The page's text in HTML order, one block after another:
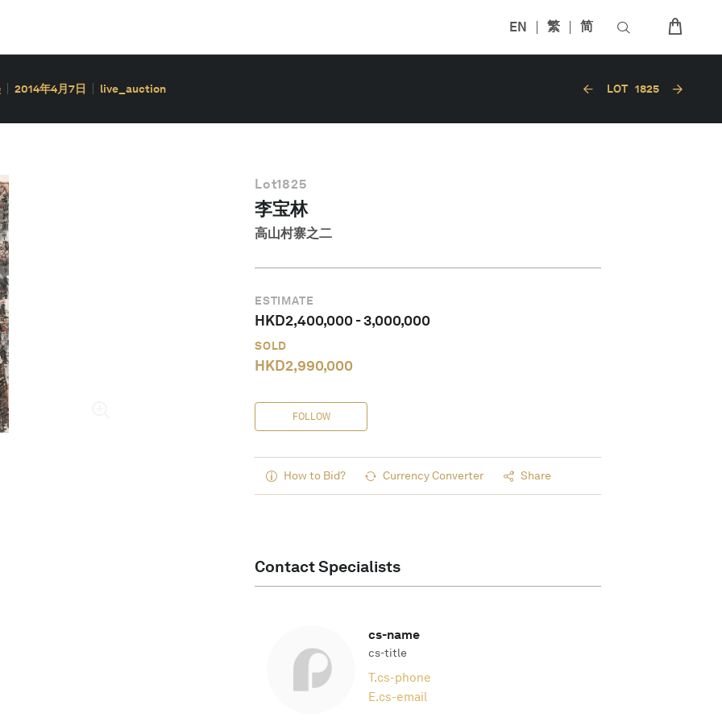
EN 繁 简
2014年4月7日 live_auction LOT 1825
Lot1825
李宝林
高山村寨之二
ESTIMATE
HKD2,400,000-3,000,000
SOLD
HKD2,990,000
FOLLOW
How to Bid? Currency Converter Share
Contact Specialists
cs-name
cs-title
T.cs-phone
E.cs-email